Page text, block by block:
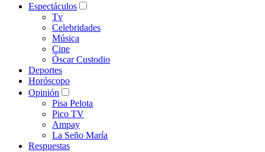
Espectáculos
Tv
Celebridades
Música
Cine
Óscar Custodio
Deportes
Horóscopo
Opinión
Pisa Pelota
Pico TV
Ampay
La Seño María
Respuestas